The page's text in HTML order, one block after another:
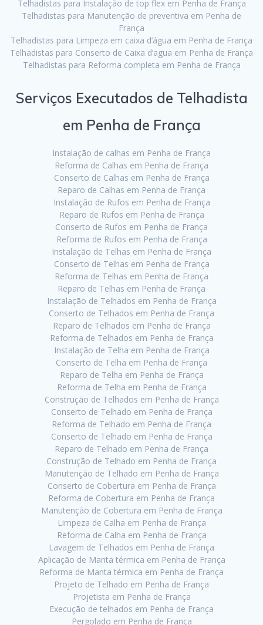
Telhadistas para Instalação de top flex em Penha de França
Telhadistas para Manutenção de preventiva em Penha de
França
Telhadistas para Limpeza em caixa d’água em Penha de França
Telhadistas para Conserto de Caixa d’agua em Penha de França
Telhadistas para Reforma completa em Penha de França
Serviços Executados de Telhadista
em Penha de França
Instalação de calhas em Penha de França
Reforma de Calhas em Penha de França
Conserto de Calhas em Penha de França
Reparo de Calhas em Penha de França
Instalação de Rufos em Penha de França
Reparo de Rufos em Penha de França
Conserto de Rufos em Penha de França
Reforma de Rufos em Penha de França
Instalação de Telhas em Penha de França
Conserto de Telhas em Penha de França
Reforma de Telhas em Penha de França
Reparo de Telhas em Penha de França
Instalação de Telhados em Penha de França
Conserto de Telhados em Penha de França
Reparo de Telhados em Penha de França
Reforma de Telhados em Penha de França
Instalação de Telha em Penha de França
Conserto de Telha em Penha de França
Reparo de Telha em Penha de França
Reforma de Telha em Penha de França
Construção de Telhados em Penha de França
Conserto de Telhado em Penha de França
Reforma de Telhado em Penha de França
Conserto de Telhado em Penha de França
Reparo de Telhado em Penha de França
Construção de Telhado em Penha de França
Manutenção de Telhado em Penha de França
Conserto de Cobertura em Penha de França
Reforma de Cobertura em Penha de França
Manutenção de Cobertura em Penha de França
Limpeza de Calha em Penha de França
Reforma de Calha em Penha de França
Lavagem de Telhados em Penha de França
Aplicação de Manta térmica em Penha de França
Reforma de Manta térmica em Penha de França
Projeto de Telhado em Penha de França
Projetista em Penha de França
Execução de telhados em Penha de França
Pergolado em Penha de França